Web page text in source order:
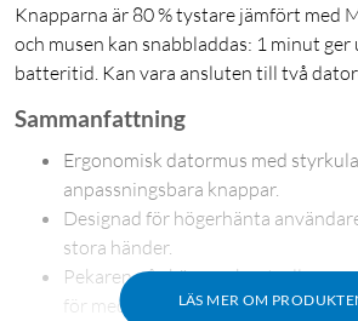
Knapparna är 80 % tystare jämfört med
och musen kan snabbladdas: 1 minut
batteritid. Kan vara ansluten till två
LÄS MER OM
Sammanfattning
Ergonomisk datormus med
anpassningsbara knappar.
Designad för högerhänta
stora händer.
Pekaren på skärmen kontrolleras
för med hela musen.